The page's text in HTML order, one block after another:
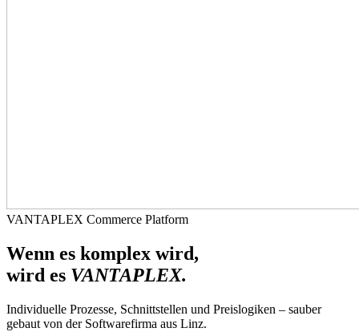
VANTAPLEX Commerce Platform
Wenn es komplex wird,
wird es VANTAPLEX.
Individuelle Prozesse, Schnittstellen und Preislogiken – sauber
gebaut von der Softwarefirma aus Linz.